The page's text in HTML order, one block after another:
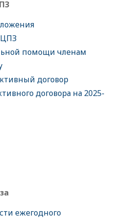
помощи членам
договор
договора на 2025-
ежегодного